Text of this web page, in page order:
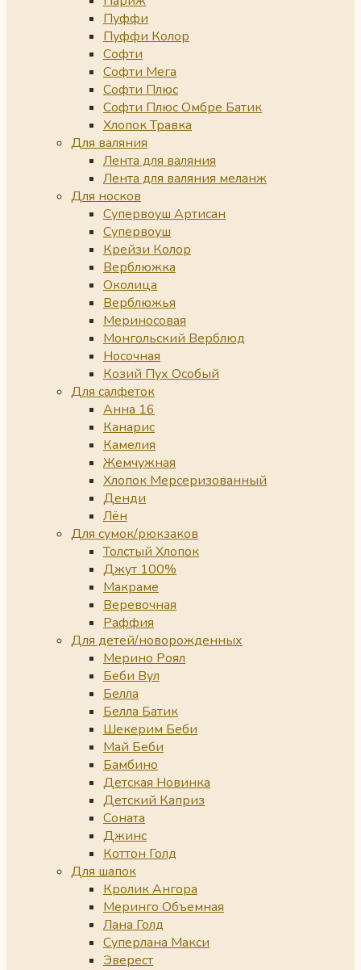
Пуффи
Пуффи Колор
Софти
Софти Мега
Софти Плюс
Софти Плюс Омбре Батик
Хлопок Травка
Для валяния
Лента для валяния
Лента для валяния меланж
Для носков
Супервоуш Артисан
Супервоуш
Крейзи Колор
Верблюжка
Околица
Верблюжья
Мериносовая
Монгольский Верблюд
Носочная
Козий Пух Особый
Для салфеток
Анна 16
Канарис
Камелия
Жемчужная
Хлопок Мерсеризованный
Денди
Лён
Для сумок/рюкзаков
Толстый Хлопок
Джут 100%
Макраме
Веревочная
Раффия
Для детей/новорожденных
Мерино Роял
Беби Вул
Белла
Белла Батик
Шекерим Беби
Май Беби
Бамбино
Детская Новинка
Детский Каприз
Соната
Джинс
Коттон Голд
Для шапок
Кролик Ангора
Меринго Объемная
Лана Голд
Суперлана Макси
Эверест